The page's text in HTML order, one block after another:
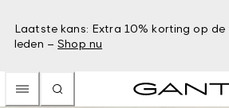
Laatste kans: Extra 10% korting op de
leden – Shop nu